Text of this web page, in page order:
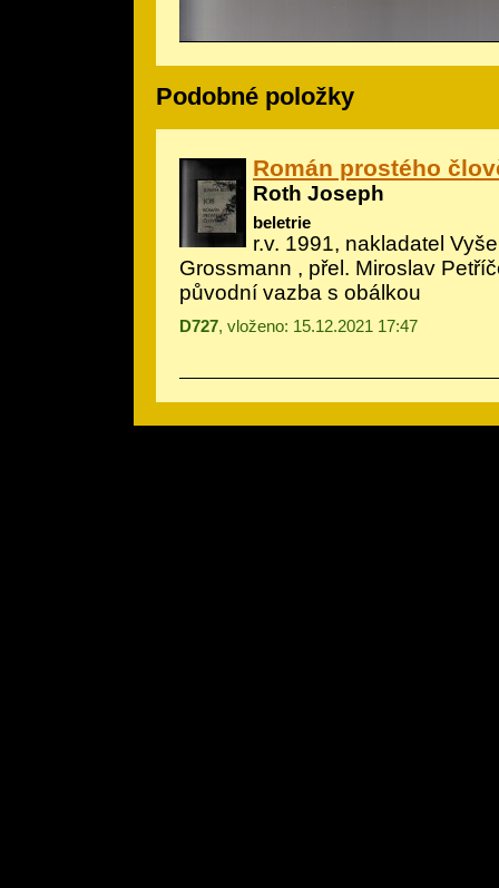
Podobné položky
Román prostého
Roth Joseph
beletrie
r.v. 1991, nakladatel
Grossmann , přel. Miroslav
původní vazba s obálkou
D727, vloženo: 15.12.2021 17:47